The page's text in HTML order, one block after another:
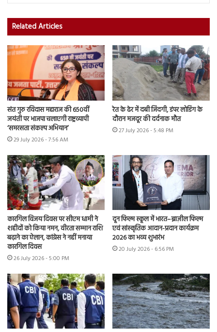
Related Articles
संत गुरु रविदास महाराज की 650वीं
जयंती पर भाजपा चलाएगी राष्ट्रव्यापी
‘समरसता संकल्प अभियान’
29 July 2026 - 7:56 AM
रेत के ढेर में दबी जिंदगी, डंपर लोडिंग के
दौरान मजदूर की दर्दनाक मौत
27 July 2026 - 5:48 PM
कारगिल विजय दिवस पर सीएम धामी ने
शहीदों को किया नमन, वीरता सम्मान राशि
बढ़ाने का ऐलान, कांग्रेस ने नहीं मनाया
कारगिल दिवस
26 July 2026 - 5:00 PM
दून फिल्म स्कूल में भारत–ब्राज़ील फिल्म
एवं सांस्कृतिक आदान-प्रदान कार्यक्रम
2026 का भव्य शुभारंभ
20 July 2026 - 6:56 PM